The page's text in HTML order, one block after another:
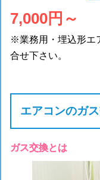
7,000円～
※業務用・埋込形エ
合せ下さい。
エアコンのガ
ガス交換とは